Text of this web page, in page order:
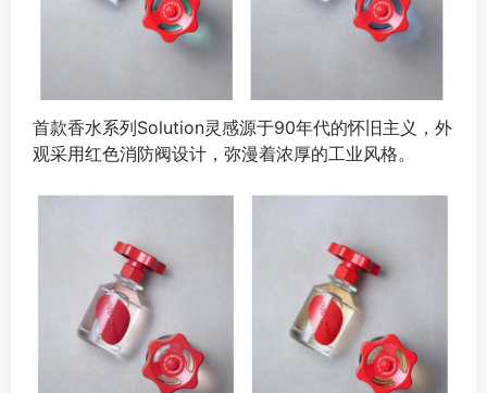
首款香水系列Solution灵感源于90年代的怀旧主义，外
观采用红色消防阀设计，弥漫着浓厚的工业风格。